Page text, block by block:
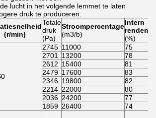
lucht in het volgende lemmet te laten
druk te produceren.
(r/min)
Totale
druk
(Pa)
Stroompercentage
(m3/b)
Intern
(%)
2745 11000
75
2701
13200
78
2612 15400
81
2479 17600
83
2346 19800
82
2214 22000
80
2036 24200
77
1859 26400 74